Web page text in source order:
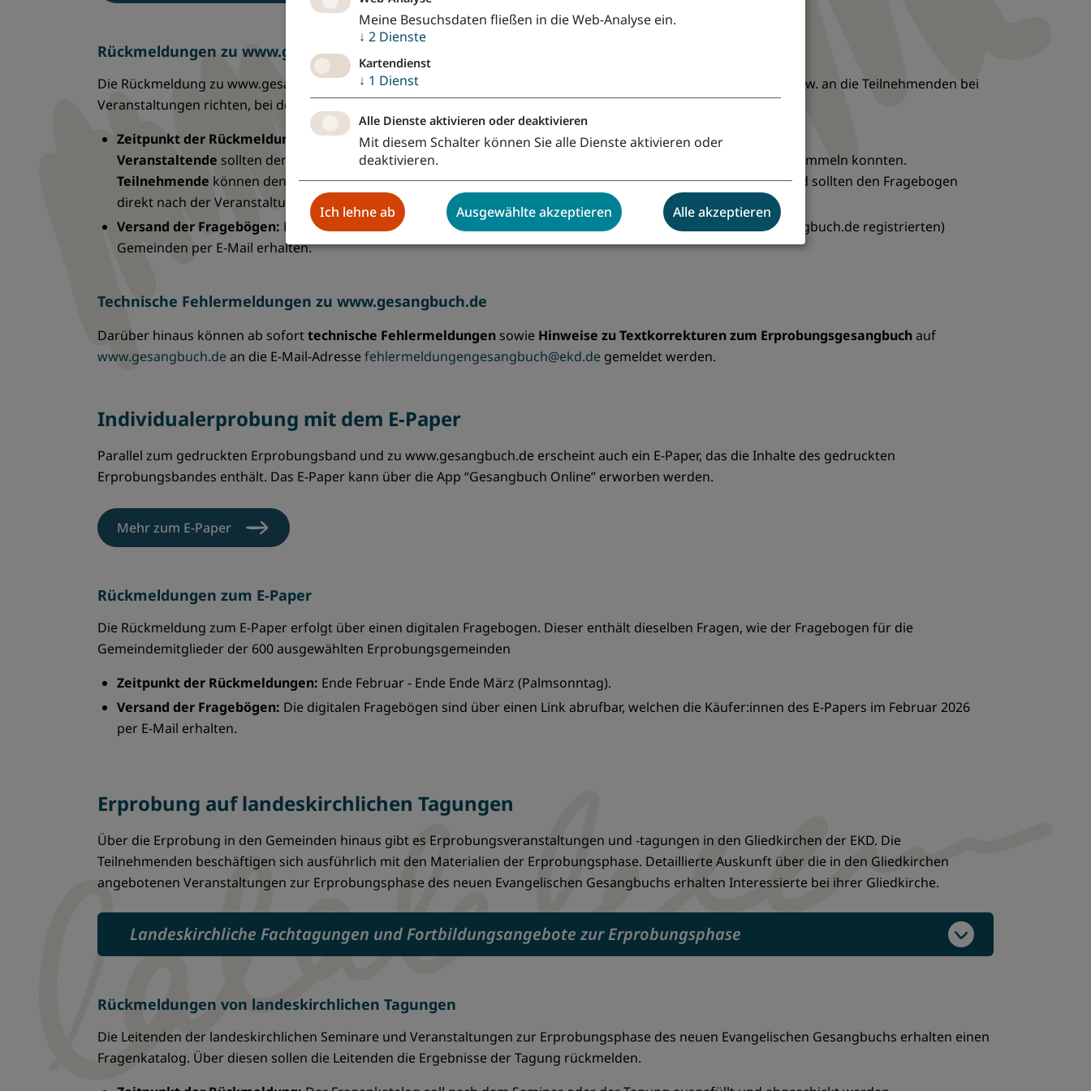
Rückmeldungen zu www.gesangbuch.de
Die Rückmeldung zu www.gesangbuch.de erfolgt über zwei digitale Fragebögen die sich an die Veranstaltenden bzw. an die Teilnehmenden bei
Veranstaltungen richten, bei denen www.gesangbuch.de genutzt wurde.
Zeitpunkt der Rückmeldungen:Bis spätestens Ende Ende März (Palmsonntag).
Veranstaltende sollten den Fragebogen erst dann ausfüllen, wenn sie Erfahrungen mit www.gesangbuch.de sammeln konnten.
Teilnehmende können den Fragebogen ausfüllen, sobald sie Kontakt mit dem digitalen Gesangbuch hatten und sollten den Fragebogen
direkt nach der Veranstaltung erhalten, z.B. per QR-Code.
Versand der Fragebögen: Die digitalen Fragebögen sind über einen Link abrufbar, welchen die (bei www.gesangbuch.de registrierten)
Gemeinden per E-Mail erhalten.
Technische Fehlermeldungen zu www.gesangbuch.de
Darüber hinaus können ab soforttechnische Fehlermeldungen sowie Hinweise zu Textkorrekturen zum Erprobungsgesangbuchauf
www.gesangbuch.dean die E-Mail-Adressefehlermeldungengesangbuch@ekd.de gemeldet werden.
Individualerprobung mit dem E-Paper
Parallel zum gedruckten Erprobungsband und zu www.gesangbuch.de erscheint auch ein E-Paper, das die Inhalte des gedruckten
Erprobungsbandes enthält. Das E-Paper kann über die App “Gesangbuch Online” erworben werden.
Mehr zum E-Paper
Rückmeldungen zum E-Paper
Die Rückmeldung zum E-Paper erfolgt über einen digitalen Fragebogen. Dieser enthält dieselben Fragen, wie der Fragebogen für die
Gemeindemitglieder der 600 ausgewählten Erprobungsgemeinden
Zeitpunkt der Rückmeldungen: Ende Februar - Ende Ende März (Palmsonntag).
Versand der Fragebögen: Die digitalen Fragebögen sind über einen Link abrufbar, welchen die Käufer:innen des E-Papers im Februar 2026
per E-Mail erhalten.
Erprobung auf landeskirchlichen Tagungen
Über die Erprobung in den Gemeinden hinaus gibt es Erprobungsveranstaltungen und -tagungen in den Gliedkirchen der EKD. Die
Teilnehmenden beschäftigen sich ausführlich mit den Materialien der Erprobungsphase. Detaillierte Auskunft über die in den Gliedkirchen
angebotenen Veranstaltungen zur Erprobungsphase des neuen Evangelischen Gesangbuchs erhalten Interessierte bei ihrer Gliedkirche.
Landeskirchliche Fachtagungen und Fortbildungsangebote zur Erprobungsphase
Rückmeldungen von landeskirchlichen Tagungen
Die Leitenden der landeskirchlichen Seminare und Veranstaltungen zur Erprobungsphase des neuen Evangelischen Gesangbuchs erhalten einen
Fragenkatalog. Über diesen sollen die Leitenden die Ergebnisse der Tagung rückmelden.
Meine Besuchsdaten fließen in die Web-Analyse ein.
↓ 2 Dienste
Kartendienst
↓ 1 Dienst
Alle Dienste aktivieren oder deaktivieren
Mit diesem Schalter können Sie alle Dienste aktivieren oder
deaktivieren.
Ich lehne ab Ausgewählte akzeptieren Alle akzeptieren